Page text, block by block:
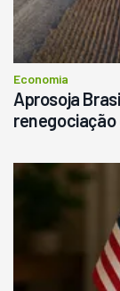
Economia
Aprosoja
renegociação